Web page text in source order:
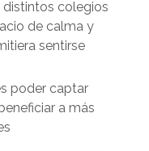
distintos colegios
de calma y
sentirse
poder captar
a más